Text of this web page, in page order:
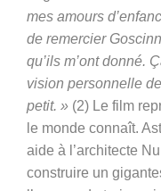
mes amours
de remercier
qu’ils m’ont donné.
vision personnelle
petit. » (2) Le film
le monde connaît.
aide à l’architecte
construire un